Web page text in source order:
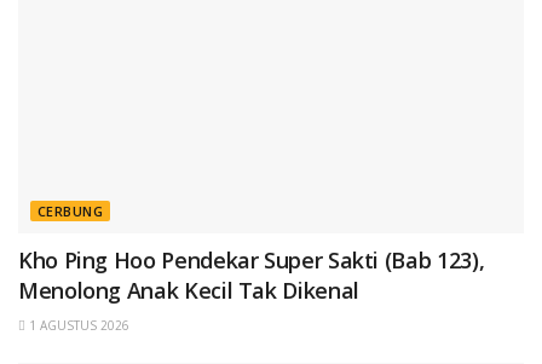
CERBUNG
Kho Ping Hoo Pendekar Super Sakti (Bab 123),
Menolong Anak Kecil Tak Dikenal
1 AGUSTUS 2026